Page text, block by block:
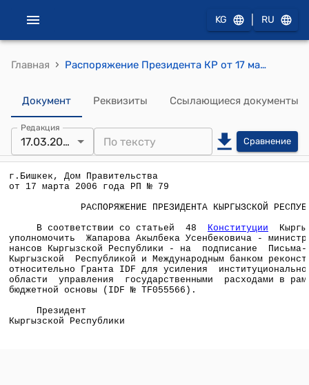
KG RU
Главная › Распоряжение Президента КР от 17 марта 2006 года РП № 79 (О подписании Письма-Соглашения между Кыргызской Республикой и Международным банком реконструкции и развития относительно Гранта IDF для усиления институционального потенциала в области управления государственными расходами в рамках Среднесрочной бюджетной основы)
Документ Реквизиты Ссылающиеся документы
Редакция
17.03.2006 Сравнение